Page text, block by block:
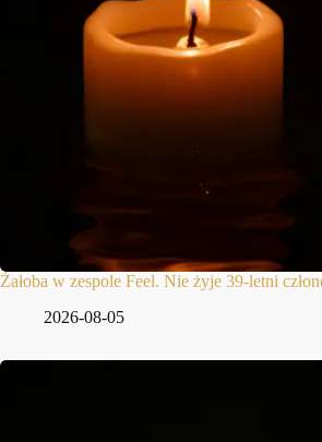
Żałoba w zespole Feel. Nie żyje 39-letni
2026-08-05